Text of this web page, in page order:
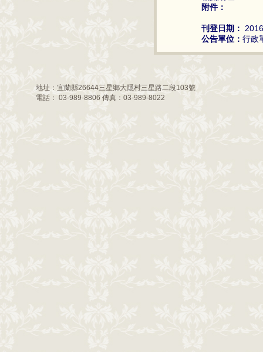
附件：
刊登日期：
公告單位：行政
地址：宜蘭縣26644三星鄉大隱村三星路二段103號
電話： 03-989-8806 傳真：03-989-8022